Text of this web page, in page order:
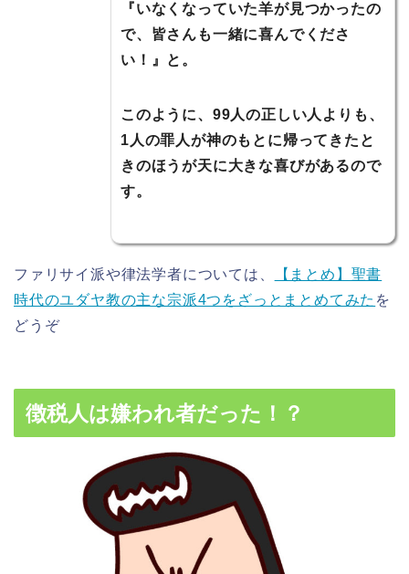
『いなくなっていた羊が見つかったの
で、皆さんも一緒に喜んでくださ
い！』と。
このように、99人の正しい人よりも、
1人の罪人が神のもとに帰ってきたと
きのほうが天に大きな喜びがあるので
す。
ファリサイ派や律法学者については、
【まとめ】聖書
時代のユダヤ教の主な宗派4つをざっとまとめてみた を
どうぞ
徴税人は嫌われ者だった！？